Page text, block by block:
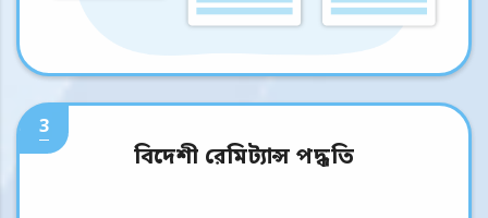
3
বিদেশী রেমিট্যান্স পদ্ধতি